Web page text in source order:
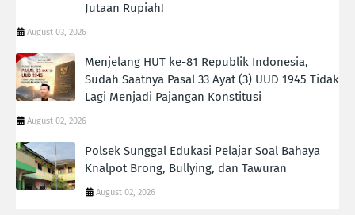
Jutaan Rupiah!
August 03, 2026
Menjelang HUT ke-81 Republik Indonesia,
Sudah Saatnya Pasal 33 Ayat (3) UUD 1945 Tidak
Lagi Menjadi Pajangan Konstitusi
August 02, 2026
Polsek Sunggal Edukasi Pelajar Soal Bahaya
Knalpot Brong, Bullying, dan Tawuran
August 02, 2026